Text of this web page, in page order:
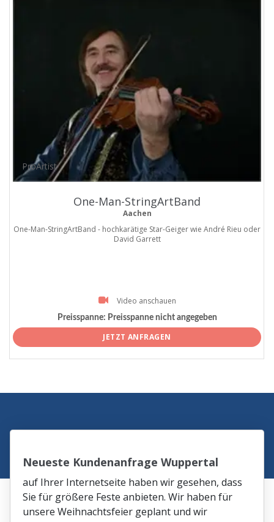
ProArtist
One-Man-StringArtBand
Aachen
One-Man-StringArtBand - hochkarätige Star-Geiger wie André Rieu oder
David Garrett
Video anschauen
Preisspanne: Preisspanne nicht angegeben
JETZT ANFRAGEN
Neueste Kundenanfrage Wuppertal
auf Ihrer Internetseite haben wir gesehen, dass
Sie für größere Feste anbieten. Wir haben für
unsere Weihnachtsfeier geplant und wir